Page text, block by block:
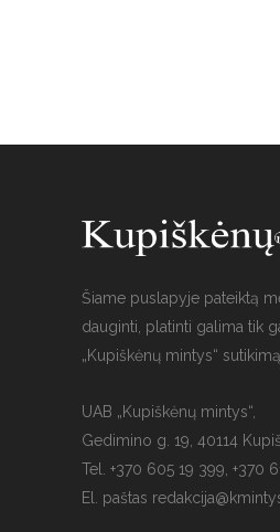
Šiame puslapyje pateiktą
dauginti, platinti galima tik
„Kupiškėnų mintys“ sutikimą.
UAB „Kupiškėnų mintys“,
Gedimino g. 19, 40114
Tel. +370 605 19 399, +370
El. paštas